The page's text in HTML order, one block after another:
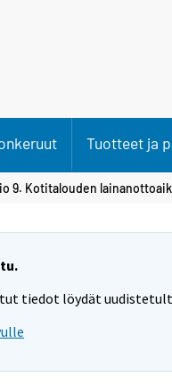
Tuotteet ja
9. Kotitalouden
tiedot löydät